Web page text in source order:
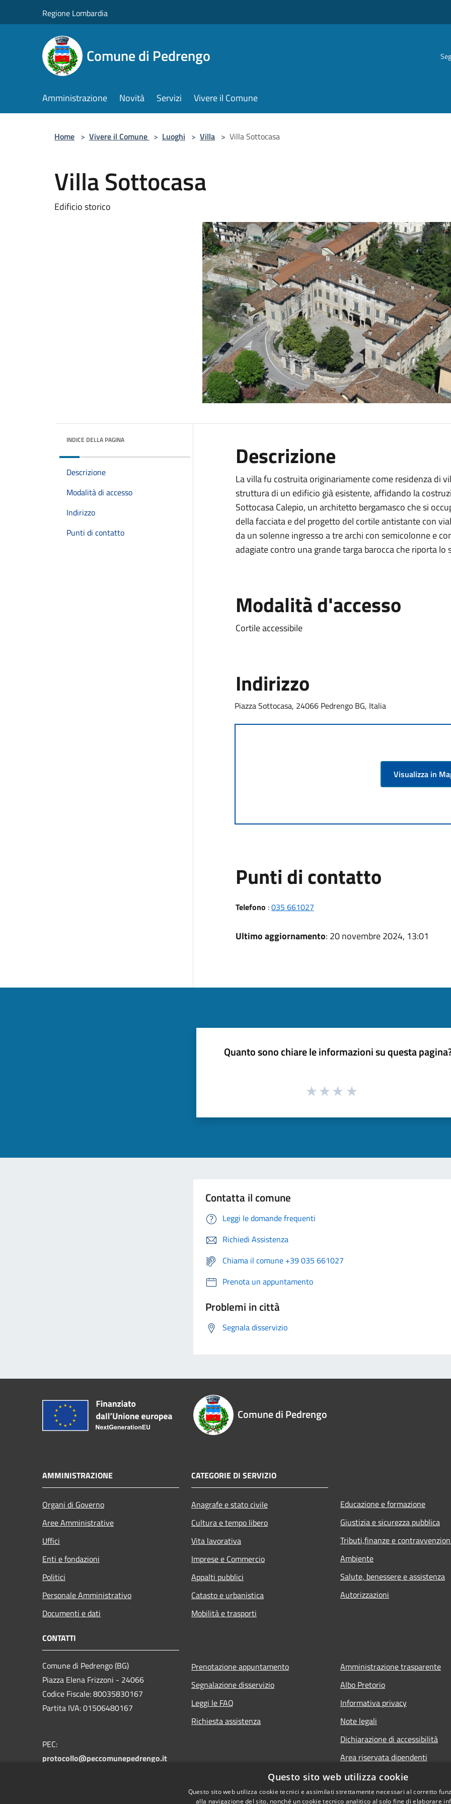
Regione Lombardia
Comune di Pedrengo
Amministrazione Novità Servizi Vivere il Comune
Home > Vivere il Comune > Luoghi > Villa > Villa Sottocasa
Villa Sottocasa
Edificio storico
INDICE DELLA PAGINA
Descrizione
Modalità di accesso
Indirizzo
Punti di contatto
Descrizione
La villa fu costruita originariamente come residenza di
struttura di un edificio già esistente, affidando la
Sottocasa Calepio, un architetto bergamasco che si
della facciata e del progetto del cortile antistante con
da un solenne ingresso a tre archi con semicolonne e
adagiate contro una grande targa barocca che riporta
Modalità d'accesso
Cortile accessibile
Indirizzo
Piazza Sottocasa, 24066 Pedrengo BG, Italia
Visualizza in
Punti di contatto
Telefono :035 661027
Ultimo aggiornamento: 20 novembre 2024, 13:01
Quanto sono chiare le informazioni su questa
Contatta il comune
Leggi le domande frequenti
Richiedi Assistenza
Chiama il comune +39 035 661027
Prenota un appuntamento
Problemi in città
Segnala disservizio
Comune di Pedrengo
AMMINISTRAZIONE
Organi di Governo
Aree Amministrative
Uffici
Enti e fondazioni
Politici
Personale Amministrativo
Documenti e dati
CATEGORIE DI SERVIZIO
Anagrafe e stato civile
Cultura e tempo libero
Vita lavorativa
Imprese e Commercio
Appalti pubblici
Catasto e urbanistica
Mobilità e trasporti
Educazione e formazione
Giustizia e sicurezza pubblica
Tributi,finanze e
Ambiente
Salute, benessere e assistenza
Autorizzazioni
CONTATTI
Comune di Pedrengo (BG)
Piazza Elena Frizzoni - 24066
Codice Fiscale: 80035830167
Partita IVA: 01506480167
PEC:
protocollo@peccomunepedrengo.it
Prenotazione appuntamento
Segnalazione disservizio
Leggi le FAQ
Richiesta assistenza
Amministrazione trasparente
Albo Pretorio
Informativa privacy
Note legali
Dichiarazione di accessibilità
Area riservata dipendenti
Questo sito web utilizza cookie
Questo sito web utilizza cookie tecnici e assimilati strettamente necessari al corretto
alla navigazione del sito, nonché un cookie tecnico analitico al solo fine di elaborare